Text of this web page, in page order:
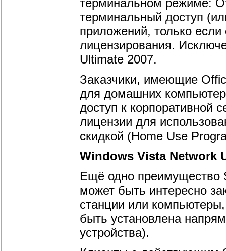
терминальный доступ
приложений, только
лицензирования.
Ultimate 2007.
Заказчики, имеющие
для домашних
доступ к корпоративной
лицензии для
скидкой (Home Use
Windows Vista Network
Ещё одно преимущество
может быть интересно
станции или
быть установлена
устройства).